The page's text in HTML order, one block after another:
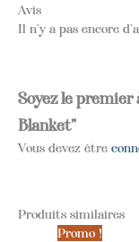
Avis
Il n’y a pas encore
Soyez le premier
Blanket”
Vous devez être
Produits similaires
Promo !